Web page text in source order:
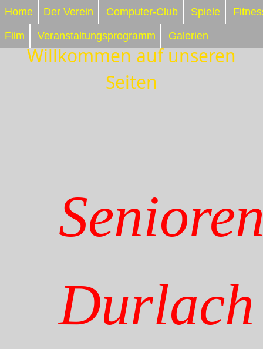
Home Der Verein Computer-Club Spiele
Film Veranstaltungsprogramm Galerien
Willkommen auf unseren
Seiten
Durlach